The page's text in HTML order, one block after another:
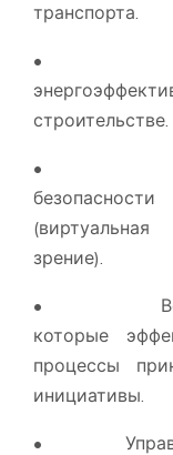
транспорта.
•
строительстве.
•
зрение).
•
которые
процессы
инициативы.
•